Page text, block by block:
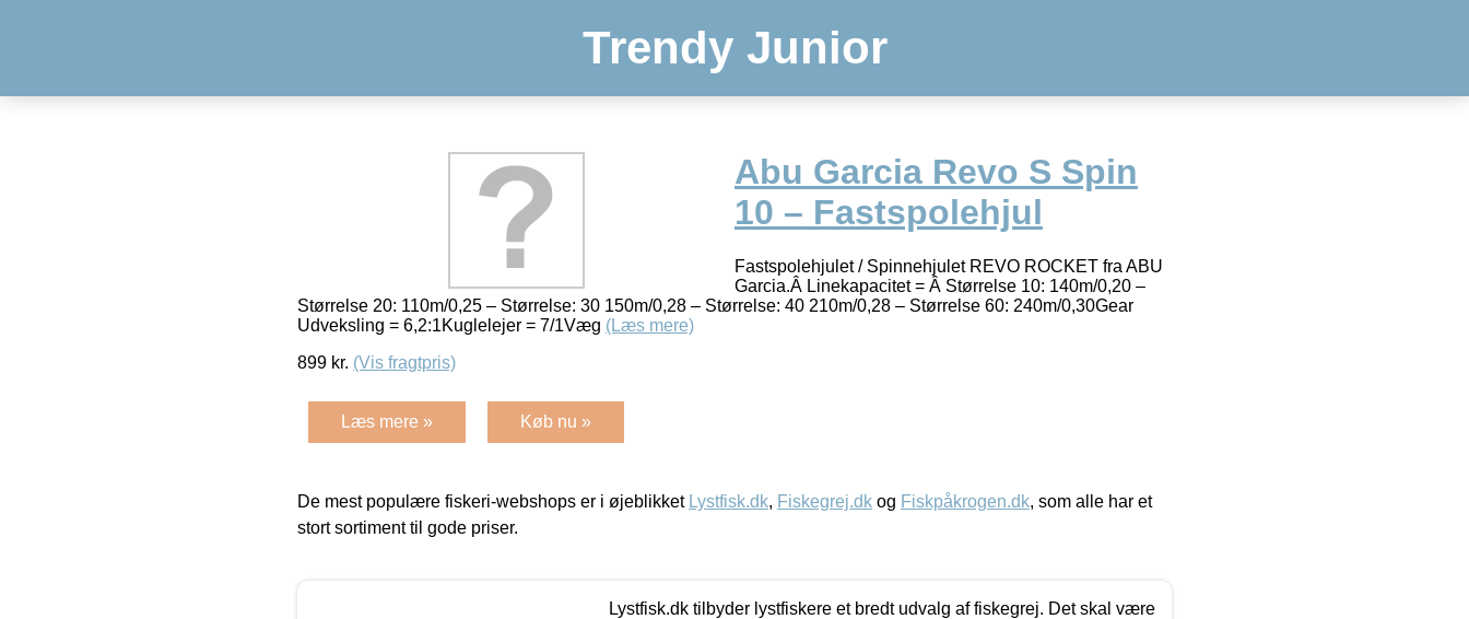
Trendy Junior
Abu Garcia Revo S Spin
10 – Fastspolehjul
Fastspolehjulet / Spinnehjulet REVO ROCKET fra ABU
Garcia.Â Linekapacitet = Â Størrelse 10: 140m/0,20 –
Størrelse 20: 110m/0,25 – Størrelse: 30 150m/0,28 – Størrelse: 40 210m/0,28 – Størrelse 60: 240m/0,30Gear
Udveksling = 6,2:1Kuglelejer = 7/1Væg (Læs mere)
899 kr. (Vis fragtpris)
Læs mere » Køb nu »
De mest populære fiskeri-webshops er i øjeblikket Lystfisk.dk, Fiskegrej.dk og Fiskpåkrogen.dk, som alle har et
stort sortiment til gode priser.
Lystfisk.dk tilbyder lystfiskere et bredt udvalg af fiskegrej. Det skal være